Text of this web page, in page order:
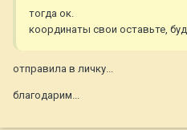
тогда ок.
координаты свои оставьте,
отправила в личку...
благодарим...